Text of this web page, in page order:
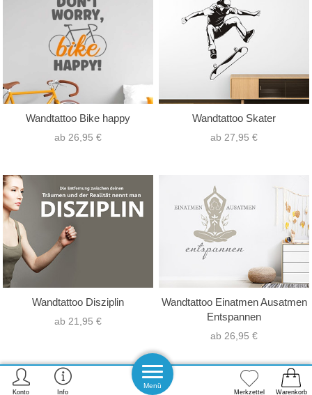
Wandtattoo Bike happy
ab 26,95 €
Wandtattoo Skater
ab 27,95 €
Wandtattoo Disziplin
ab 21,95 €
Wandtattoo Einatmen Ausatmen
Entspannen
ab 26,95 €
Warenkorb
Merkzettel
Menü
Konto Info